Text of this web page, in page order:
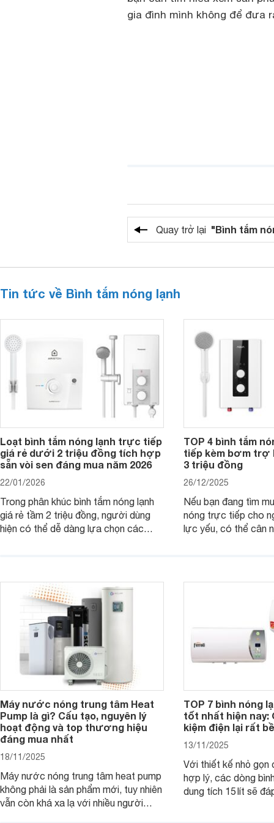
gia đình mình không để đưa
Quay trở lại "Bình tắm
Tin tức về Bình tắm nóng lạnh
Loạt bình tắm nóng lạnh trực tiếp
giá rẻ dưới 2 triệu đồng tích hợp
sẵn vòi sen đáng mua năm 2026
22/01/2026
Trong phân khúc bình tắm nóng lạnh
giá rẻ tầm 2 triệu đồng, người dùng
hiện có thể dễ dàng lựa chọn các
cơ bản, đáp ứng tốt nhu cầu sử dụng
nước nóng hằng ngày của gia đình.
TOP 4 bình tắm
tiếp kèm bơm
3 triệu đồng
26/12/2025
Nếu bạn đang tìm
nóng trực tiếp cho
lực yếu, có thể cân
đồng.
Máy nước nóng trung tâm Heat
Pump là gì? Cấu tạo, nguyên lý
hoạt động và top thương hiệu
đáng mua nhất
18/11/2025
Máy nước nóng trung tâm heat pump
không phải là sản phẩm mới, tuy nhiên
vẫn còn khá xa lạ với nhiều người
TOP 7 bình nóng
tốt nhất hiện nay:
kiệm điện lại rất
13/11/2025
Với thiết kế nhỏ gọn
hợp lý, các dòng
dung tích 15 lít sẽ